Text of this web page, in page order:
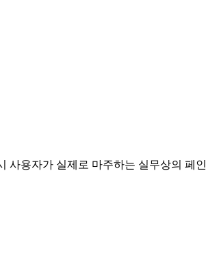
사용자가 실제로 마주하는 실무상의 페인